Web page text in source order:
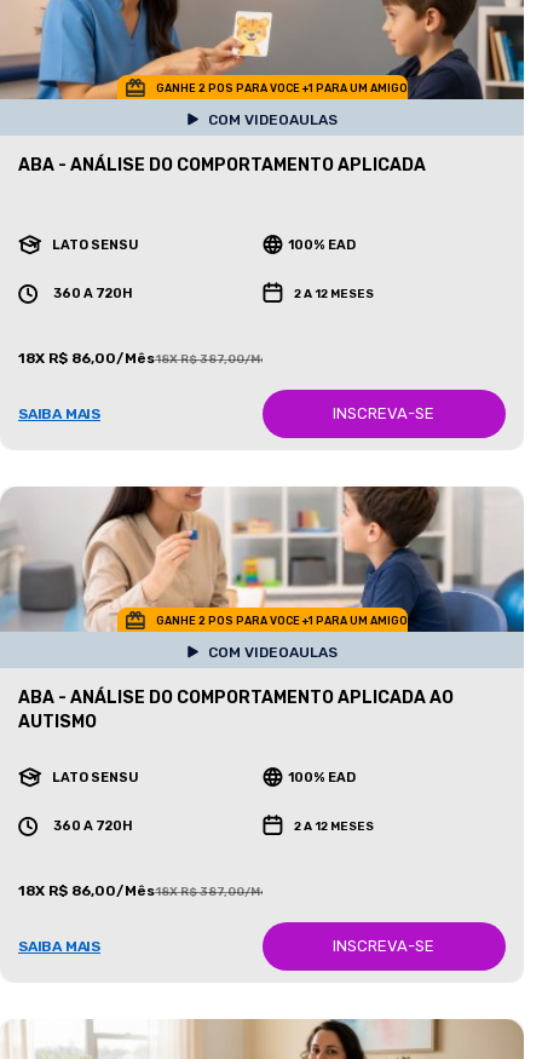
GANHE 2 POS PARA VOCE +1 PARA UM AMIGO
COM VIDEOAULAS
ABA - ANÁLISE DO COMPORTAMENTO APLICADA
LATO SENSU 100% EAD
360 A 720H 2 A 12 MESES
18X R$ 86,00/Mês18X R$ 387,00/Mês
SAIBA MAIS INSCREVA-SE
GANHE 2 POS PARA VOCE +1 PARA UM AMIGO
COM VIDEOAULAS
ABA - ANÁLISE DO COMPORTAMENTO APLICADA AO
AUTISMO
LATO SENSU 100% EAD
360 A 720H 2 A 12 MESES
18X R$ 86,00/Mês18X R$ 387,00/Mês
SAIBA MAIS INSCREVA-SE